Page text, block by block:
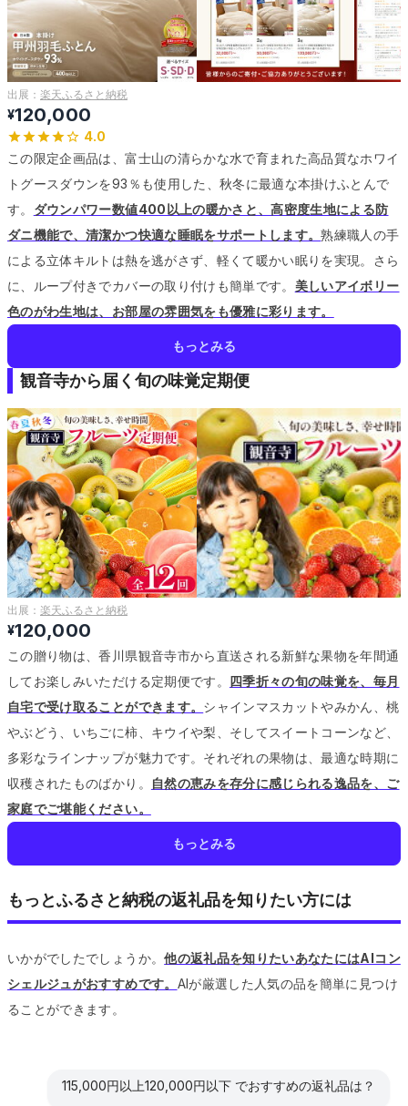
出展： 楽天ふるさと納税
¥120,000
4.0
この限定企画品は、富士山の清らかな水で育まれた高品質なホワイ
トグースダウンを93％も使用した、秋冬に最適な本掛けふとんで
す。 ダウンパワー数値400以上の暖かさと、高密度生地による防
ダニ機能で、清潔かつ快適な睡眠をサポートします。熟練職人の手
による立体キルトは熱を逃がさず、軽くて暖かい眠りを実現。
さら
に、ループ付きでカバーの取り付けも簡単です。 美しいアイボリー
色のがわ生地は、お部屋の雰囲気をも優雅に彩ります。
もっとみる
観音寺から届く旬の味覚定期便
出展： 楽天ふるさと納税
¥120,000
この贈り物は、香川県観音寺市から直送される新鮮な果物を年間通
してお楽しみいただける定期便です。 四季折々の旬の味覚を、毎月
自宅で受け取ることができます。 シャインマスカットやみかん、桃
やぶどう、いちごに柿、キウイや梨、そしてスイートコーンなど、
多彩なラインナップが魅力です。 それぞれの果物は、最適な時期に
収穫されたものばかり。
自然の恵みを存分に感じられる逸品を、ご
家庭でご堪能ください。
もっとみる
もっとふるさと納税の返礼品を知りたい方には
いかがでしたでしょうか。他の返礼品を知りたいあなたにはAIコン
シェルジュがおすすめです。 AIが厳選した人気の品を簡単に見つけ
ることができます。
115,000円以上120,000円以下 でおすすめの返礼品は？